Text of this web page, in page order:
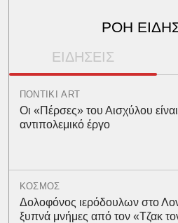
ΡΟΗ
ΕΙΔΗΣΕΙΣ
ΠΟΝΤΙΚΙ ART
Οι «Πέρσες» του Αισχύλου είναι
αντιπολεμικό έργο
ΚΟΣΜΟΣ
Δολοφόνος ιερόδουλων στο
ξυπνά μνήμες από τον «Τζακ